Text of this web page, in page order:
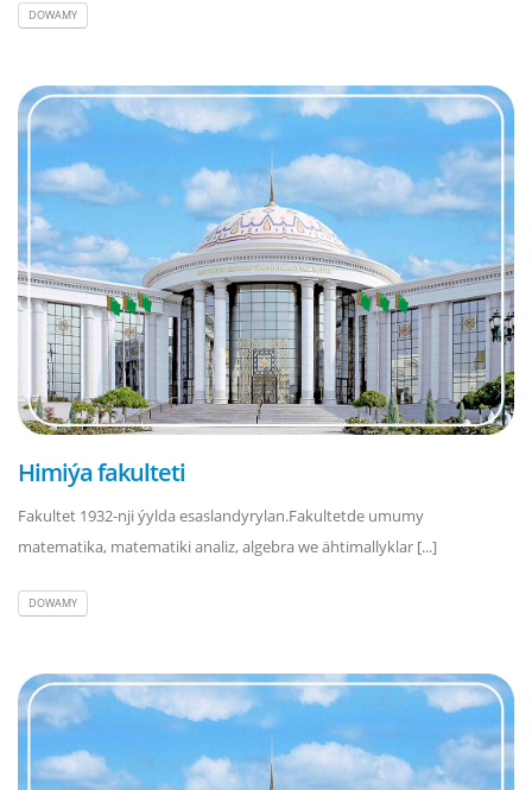
DOWAMY
Himiýa fakulteti
Fakultet 1932-nji ýylda esaslandyrylan.Fakultetde umumy
matematika, matematiki analiz, algebra we ähtimallyklar [...]
DOWAMY